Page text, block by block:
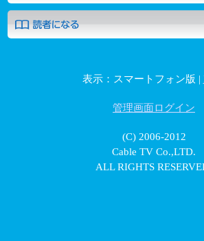
表示：スマートフォン版 |
管理画面ログイン
(C) 2006-2012
Cable TV Co.,LTD.
ALL RIGHTS